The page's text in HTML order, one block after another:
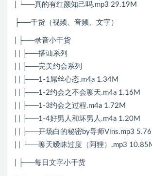
| └──真的有红颜知己吗.mp3 29.19M
├──干货（视频、音频、文字）
| ├──录音小干货
| | ├──搭讪系列
| | ├──完美约会系列
| | ├──1-1屌丝心态.m4a 1.34M
| | ├──1-2约会之不会聊天.m4a 1.16M
| | ├──1-3约会之过程.m4a 1.72M
| | ├──1-4好男人和坏男人.m4a 1.20M
| | ├──开场白的秘密by导师Vins.mp3
| | └──聊天暧昧过度（阿狸）.mp3
| ├──每日文字小干货